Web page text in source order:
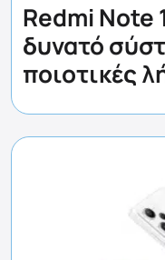
Redmi Note
δυνατό
ποιοτικές